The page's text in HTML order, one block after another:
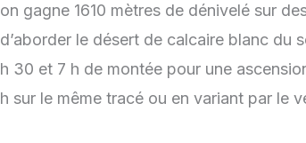
on gagne 1610 mètres de dénivelé sur
d’aborder le désert de calcaire blanc du
h 30 et 7 h de montée pour une
h sur le même tracé ou en variant par le